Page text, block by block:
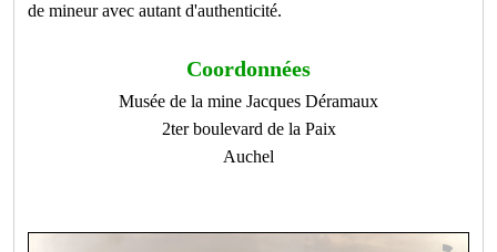
de mineur avec autant d'authenticité.
Coordonnées
Musée de la mine Jacques Déramaux
2ter boulevard de la Paix
Auchel